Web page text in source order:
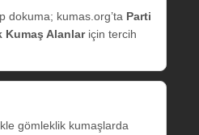
dokuma; kumas.org’ta Parti
Kumaş Alanlariçin tercih
gömleklik kumaşlarda